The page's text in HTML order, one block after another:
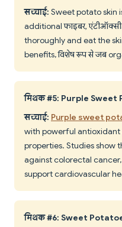
सच्चाई: Sweet potato skin
additional फाइबर,
thoroughly and eat the
benefits, विशेष रूप से जब
मिथक #5: Purple
सच्चाई: Purple sweet
with powerful
properties. Studies show
against colorectal
support cardiovascular
मिथक #6: Sweet